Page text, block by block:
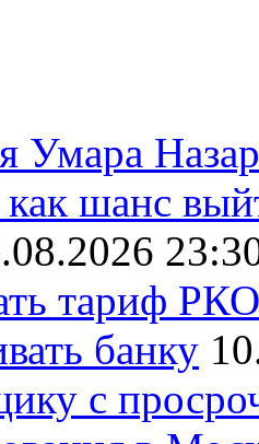
Умара
шанс
тариф
банку
с